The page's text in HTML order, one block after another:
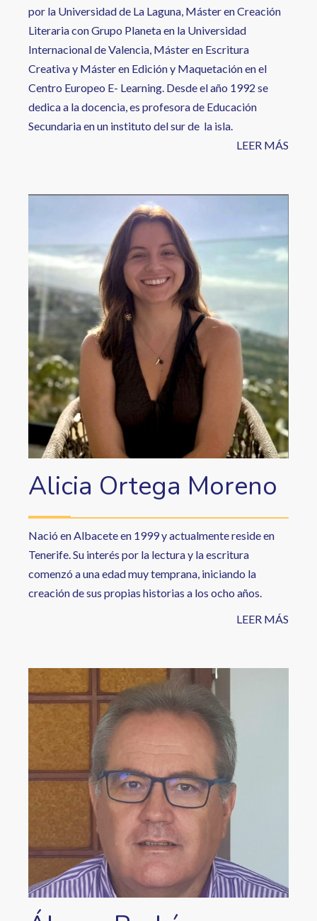
por la Universidad de La Laguna, Máster en Creación
Literaria con Grupo Planeta en la Universidad
Internacional de Valencia, Máster en Escritura
Creativa y Máster en Edición y Maquetación en el
Centro Europeo E- Learning. Desde el año 1992 se
dedica a la docencia, es profesora de Educación
Secundaria en un instituto del sur de la isla.
LEER MÁS
Alicia Ortega Moreno
Nació en Albacete en 1999 y actualmente reside en
Tenerife. Su interés por la lectura y la escritura
comenzó a una edad muy temprana, iniciando la
creación de sus propias historias a los ocho años.
LEER MÁS